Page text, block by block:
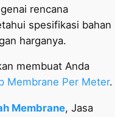
rencana
spesifikasi bahan
harganya.
membuat Anda
Membrane Per Meter.
Membrane, Jasa